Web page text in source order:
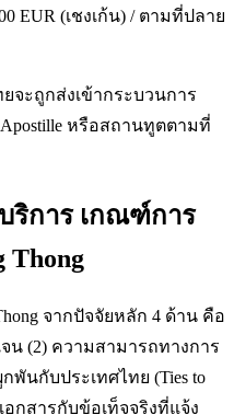
EUR (เชงเก้น) / ตามที่ปลาย
จะถูกส่งเข้ากระบวนการ
Apostille หรือสถานทูตตามที่
ริการ เกณฑ์การ
จากปัจจัยหลัก 4 ด้าน คือ
น (2) ความสามารถทางการ
พันกับประเทศไทย (Ties to
อกสารกับข้อเท็จจริงที่แจ้ง